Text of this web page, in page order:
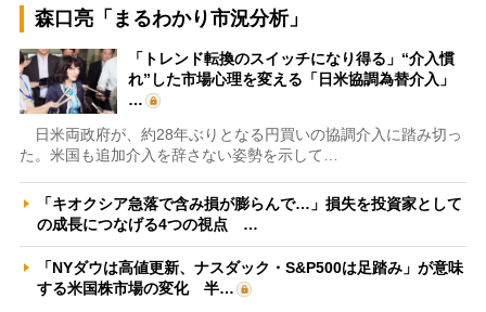
森口亮「まるわかり市況分析」
「トレンド転換のスイッチになり得る」“介入慣
れ”した市場心理を変える「日米協調為替介入」
…
日米両政府が、約28年ぶりとなる円買いの協調介入に踏み切っ
た。米国も追加介入を辞さない姿勢を示して…
「キオクシア急落で含み損が膨らんで…」損失を投資家として
の成長につなげる4つの視点 …
「NYダウは高値更新、ナスダック・S&P500は足踏み」が意味
する米国株市場の変化 半…